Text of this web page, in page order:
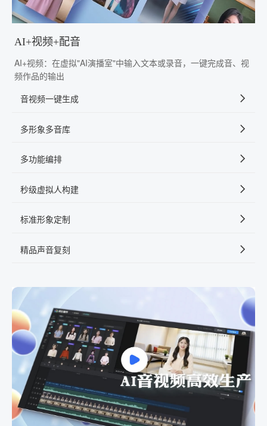
AI+视频+配音
AI+视频：在虚拟"AI演播室"中输入文本或录音，一键完成音、视
频作品的输出
音视频一键生成
多形象多音库
多功能编排
秒级虚拟人构建
标准形象定制
精品声音复刻